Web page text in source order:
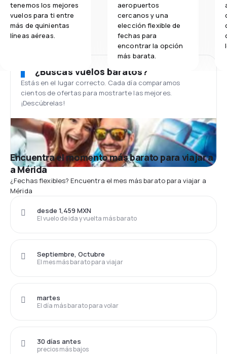
tenemos los mejores
vuelos para ti entre
más de quinientas
líneas aéreas.
aeropuertos
cercanos y una
elección flexible de
fechas para
encontrar la opción
más barata.
¿Buscas vuelos baratos?
Estás en el lugar correcto. Cada día comparamos
cientos de ofertas para mostrarte las mejores.
¡Descúbrelas!
Encuentra el momento más barato para viajar a
a Mérida
¿Fechas flexibles? Encuentra el mes más barato para viajar a
Mérida
El vuelo de ida y vuelta más barato
desde 1,459 MXN
El mes más barato para viajar
Septiembre, Octubre
El día más barato para volar
martes
precios más bajos
30 días antes